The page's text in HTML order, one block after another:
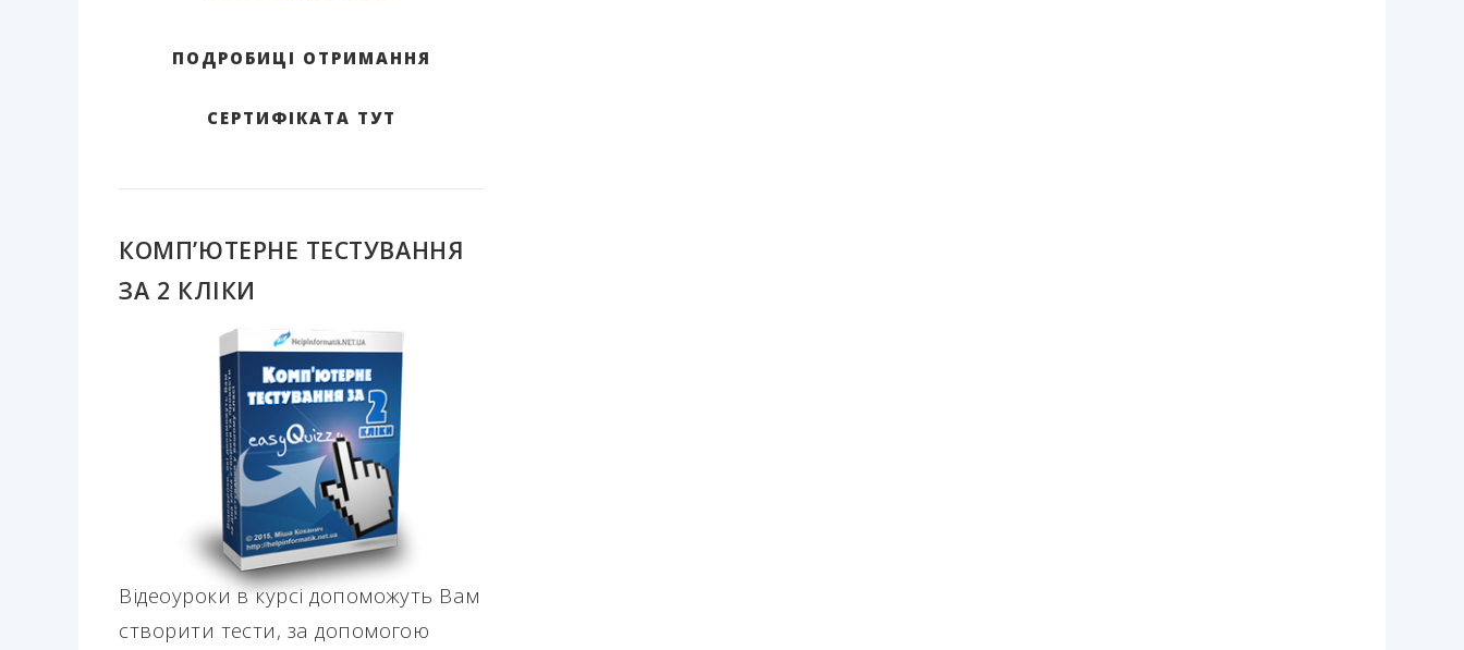
ПОДРОБИЦІ ОТРИМАННЯ
СЕРТИФІКАТА ТУТ
КОМП’ЮТЕРНЕ ТЕСТУВАННЯ
ЗА 2 КЛІКИ
Відеоуроки в курсі допоможуть Вам
створити тести, за допомогою